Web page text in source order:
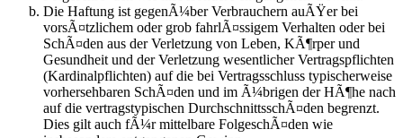
Die Haftung ist gegenÃ¼ber Verbrauchern auÃŸer bei
vorsÃ¤tzlichem oder grob fahrlÃ¤ssigem Verhalten oder bei
SchÃ¤den aus der Verletzung von Leben, KÃ¶rper und
Gesundheit und der Verletzung wesentlicher Vertragspflichten
(Kardinalpflichten) auf die bei Vertragsschluss typischerweise
vorhersehbaren SchÃ¤den und im Ã¼brigen der HÃ¶he nach
auf die vertragstypischen DurchschnittsschÃ¤den begrenzt.
Dies gilt auch fÃ¼r mittelbare FolgeschÃ¤den wie